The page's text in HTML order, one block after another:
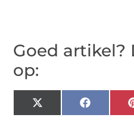
Goed artikel?
op:
X
(Twitter)